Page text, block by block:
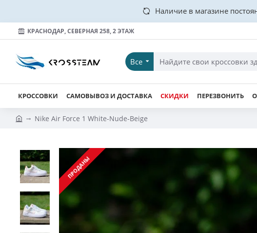
Наличие в магазине
КРАСНОДАР, СЕВЕРНАЯ 258, 2 ЭТАЖ
Все
КРОССОВКИ САМОВЫВОЗ И ДОСТАВКА СКИДКИ ПЕРЕЗВОНИТЬ
Nike Air Force 1 White-Nude-Beige
ПРОДАНЫ